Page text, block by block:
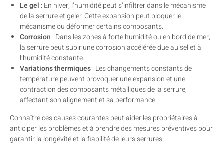
Le gel : En hiver, l’humidité peut s’infiltrer dans le mécanisme
de la serrure et geler. Cette expansion peut bloquer le
mécanisme ou déformer certains composants.
Corrosion : Dans les zones à forte humidité ou en bord de mer,
la serrure peut subir une corrosion accélérée due au sel et à
l’humidité constante.
Variations thermiques: Les changements constants de
température peuvent provoquer une expansion et une
contraction des composants métalliques de la serrure,
affectant son alignement et sa performance.
Connaître ces causes courantes peut aider les propriétaires à
anticiper les problèmes et à prendre des mesures préventives pour
garantir la longévité et la fiabilité de leurs serrures.